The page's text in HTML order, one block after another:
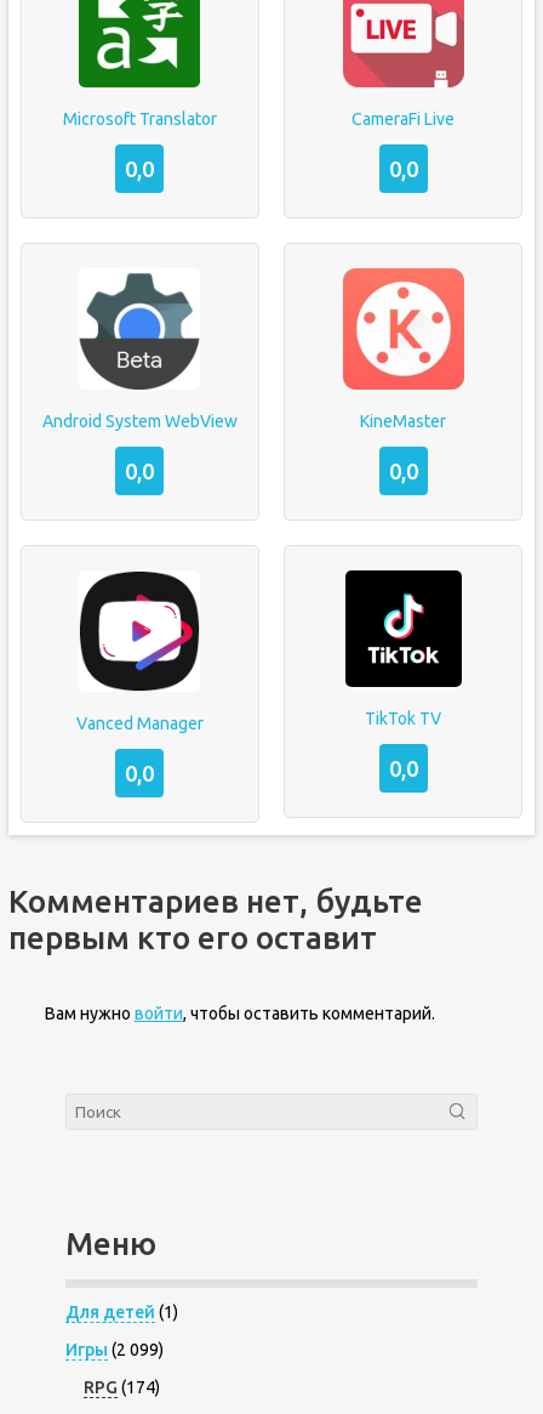
Microsoft Translator
0,0
CameraFi Live
0,0
Android System WebView
0,0
KineMaster
0,0
Vanced Manager
0,0
TikTok TV
0,0
Комментариев нет, будьте
первым кто его оставит
Вам нужно войти, чтобы оставить комментарий.
Меню
Для детей (1)
Игры (2 099)
RPG (174)